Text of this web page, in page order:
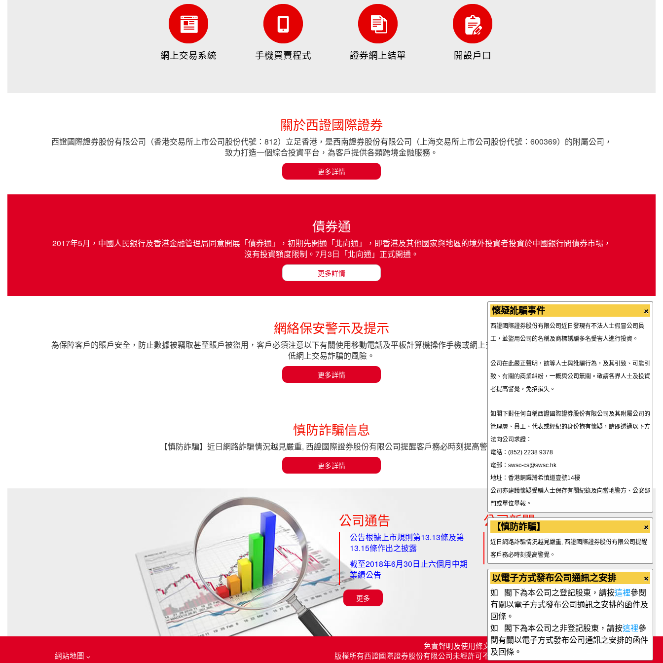
網上交易系統 手機買賣程式 證券網上結單 開設戶口
關於西證國際證券
西證國際證券股份有限公司（香港交易所上市公司股份代號：812）立足香港，是西南證券股份有限公司（上海交易所上市公司股份代號：600369）的附屬公司，
致力打造一個綜合投資平台，為客戶提供各類跨境金融服務。
更多詳情
債券通
2017年5月，中國人民銀行及香港金融管理局同意開展「債券通」，初期先開通「北向通」，即香港及其他國家與地區的境外投資者投資於中國銀行間債券市場，
沒有投資額度限制。7月3日「北向通」正式開通。
更多詳情
網絡保安警示及提示
為保障客戶的賬戶安全，防止數據被竊取甚至賬戶被盜用，客戶必須注意以下有關使用移動電話及平板計算機操作手機或網上交易平台時的安全指引，以防範及減
低網上交易詐騙的風險。
更多詳情
慎防詐騙信息
【慎防詐騙】近日網路詐騙情況越見嚴重, 西證國際證券股份有限公司提醒客戶務必時刻提高警覺。
更多詳情
公司通告
公告根據上市規則第13.13條及第
13.15條作出之披露
截至2018年6月30日止六個月中期
業績公告
更多
公司新聞
【重要通知】客戶協議的修訂通知
【重要通知】肺炎疫情下之客戶服
務工作安排
更多
免責聲明及使用條文及條件| 個人資料私隱政策
版權所有西證國際證券股份有限公司未經許可不得複製、轉載或摘編，違者必究
網站地圖
×
以電子方式發布公司通訊之安排
如 閣下為本公司之登記股東，請按這裡參閱
有關以電子方式發布公司通訊之安排的函件及
回條。
如 閣下為本公司之非登記股東，請按這裡參
閱有關以電子方式發布公司通訊之安排的函件
及回條。
×
【慎防詐騙】
近日網路詐騙情況越見嚴重, 西證國際證券股份有限公司提醒
客戶務必時刻提高警覺。
×
懷疑訛騙事件
西證國際證券股份有限公司近日發現有不法人士假冒公司員
工，並盜用公司的名稱及商標誘騙多名受害人進行投資。
公司在此嚴正聲明，該等人士與訛騙行為，及其引致、可能引
致、有關的商業糾紛，一概與公司無關。敬請各界人士及投資
者提高警覺，免招損失。
如閣下對任何自稱西證國際證券股份有限公司及其附屬公司的
管理層、員工、代表或經紀的身份抱有懷疑，請即透過以下方
法向公司求證：
電話：(852) 2238 9378
電郵：swsc-cs@swsc.hk
地址：香港銅鑼灣希慎道壹號14樓
公司亦建議懷疑受騙人士保存有關紀錄及向當地警方、公安部
門或單位舉報。
手機短訊收取的一次性密碼。因此，客戶需確保於本公司登記